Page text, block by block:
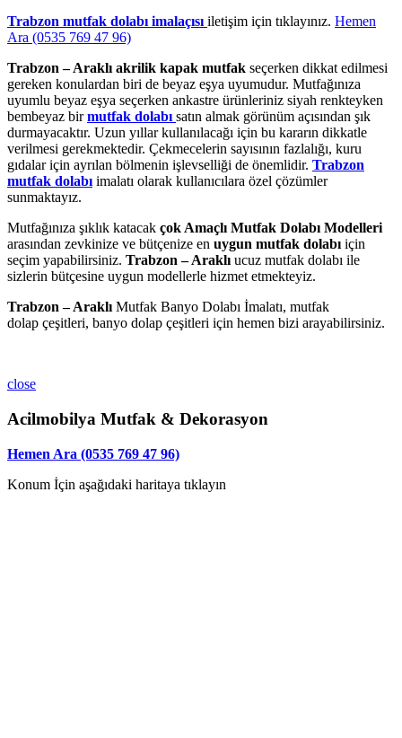
Trabzon mutfak dolabı imalaçısı iletişim için tıklayınız. Hemen
Ara (0535 769 47 96)
Trabzon – Araklı akrilik kapak mutfak seçerken dikkat edilmesi
gereken konulardan biri de beyaz eşya uyumudur. Mutfağınıza
uyumlu beyaz eşya seçerken ankastre ürünleriniz siyah renkteyken
bembeyaz birmutfak dolabı satın almak görünüm açısından şık
durmayacaktır. Uzun yıllar kullanılacağı için bu kararın dikkatle
verilmesi gerekmektedir. Çekmecelerin sayısının fazlalığı, kuru
gıdalar için ayrılan bölmenin işlevselliği de önemlidir. Trabzon
mutfak dolabı imalatı olarak kullanıcılara özel çözümler
sunmaktayız.
Mutfağınıza şıklık katacak çok Amaçlı Mutfak Dolabı Modelleri
arasından zevkinize ve bütçenize en uygun mutfak dolabı için
seçim yapabilirsiniz. Trabzon – Araklı ucuz mutfak dolabı ile
sizlerin bütçesine uygun modellerle hizmet etmekteyiz.
Trabzon – Araklı Mutfak Banyo Dolabı İmalatı, mutfak
dolap çeşitleri, banyo dolap çeşitleri için hemen bizi arayabilirsiniz.
close
Acilmobilya Mutfak & Dekorasyon
Hemen Ara (0535 769 47 96)
Konum İçin aşağıdaki haritaya tıklayın